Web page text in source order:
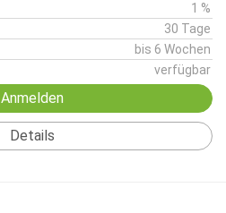
1 %
30 Tage
bis 6 Wochen
verfügbar
Anmelden
Details